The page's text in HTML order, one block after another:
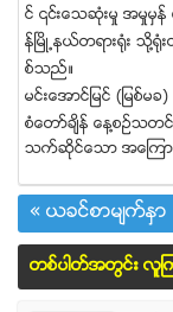
င္ ၎ေသဆံုးမႈ အမႈမွန္
န္ၿမိဳ႕နယ္တရား႐ုံး သို
စ္သည္။
မင္းေအာင္ျမင္ (ျမစ္မခ)
စံေတာ္ခ်ိန္ ေန႔စဥ္သတင္
သက္ဆုိင္ေသာ အေၾကာင္
« ယခင္စာမ်က္ႏွာ
တစ္ပါတ္အတြင္း လူ